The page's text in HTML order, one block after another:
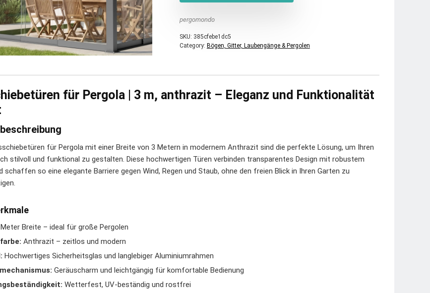
pergomondo
SKU: 385cfebe1dc5
Category: Bögen, Gitter, Laubengänge & Pergolen
für Pergola | 3 m, anthrazit – Eleganz und Funktionalität
für Pergola mit einer Breite von 3 Metern in modernem Anthrazit sind die perfekte Lösung, um Ihren
stilvoll und funktional zu gestalten. Diese hochwertigen Türen verbinden transparentes Design mit robustem
schaffen so eine elegante Barriere gegen Wind, Regen und Staub, ohne den freien Blick in Ihren Garten zu
Breite – ideal für große Pergolen
Anthrazit – zeitlos und modern
Hochwertiges Sicherheitsglas und langlebiger Aluminiumrahmen
Geräuscharm und leichtgängig für komfortable Bedienung
Wetterfest, UV-beständig und rostfrei